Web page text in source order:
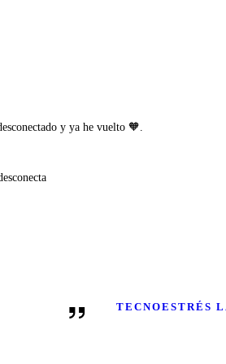
y ya he vuelto 🧡.
TECNOESTRÉS